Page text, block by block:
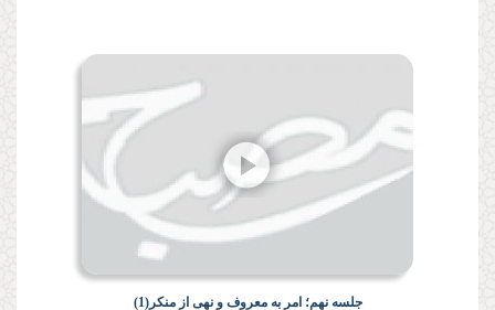
جلسه نهم؛ امر به معروف و نهى از منكر(1)